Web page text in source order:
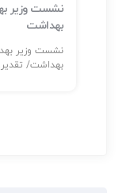
نشست وزیر
بهداشت
نشست وزیر
بهداشت/